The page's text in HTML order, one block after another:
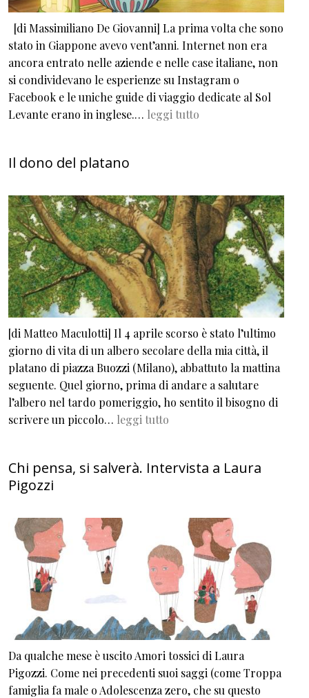
[di Massimiliano De Giovanni] La prima volta che sono
stato in Giappone avevo vent’anni. Internet non era
ancora entrato nelle aziende e nelle case italiane, non
si condividevano le esperienze su Instagram o
Facebook e le uniche guide di viaggio dedicate al Sol
Levante erano in inglese.… leggi tutto
Il dono del platano
[di Matteo Maculotti] Il 4 aprile scorso è stato l’ultimo
giorno di vita di un albero secolare della mia città, il
platano di piazza Buozzi (Milano), abbattuto la mattina
seguente. Quel giorno, prima di andare a salutare
l’albero nel tardo pomeriggio, ho sentito il bisogno di
scrivere un piccolo… leggi tutto
Chi pensa, si salverà. Intervista a Laura
Pigozzi
Da qualche mese è uscito Amori tossici di Laura
Pigozzi. Come nei precedenti suoi saggi (come Troppa
famiglia fa male o Adolescenza zero, che su questo